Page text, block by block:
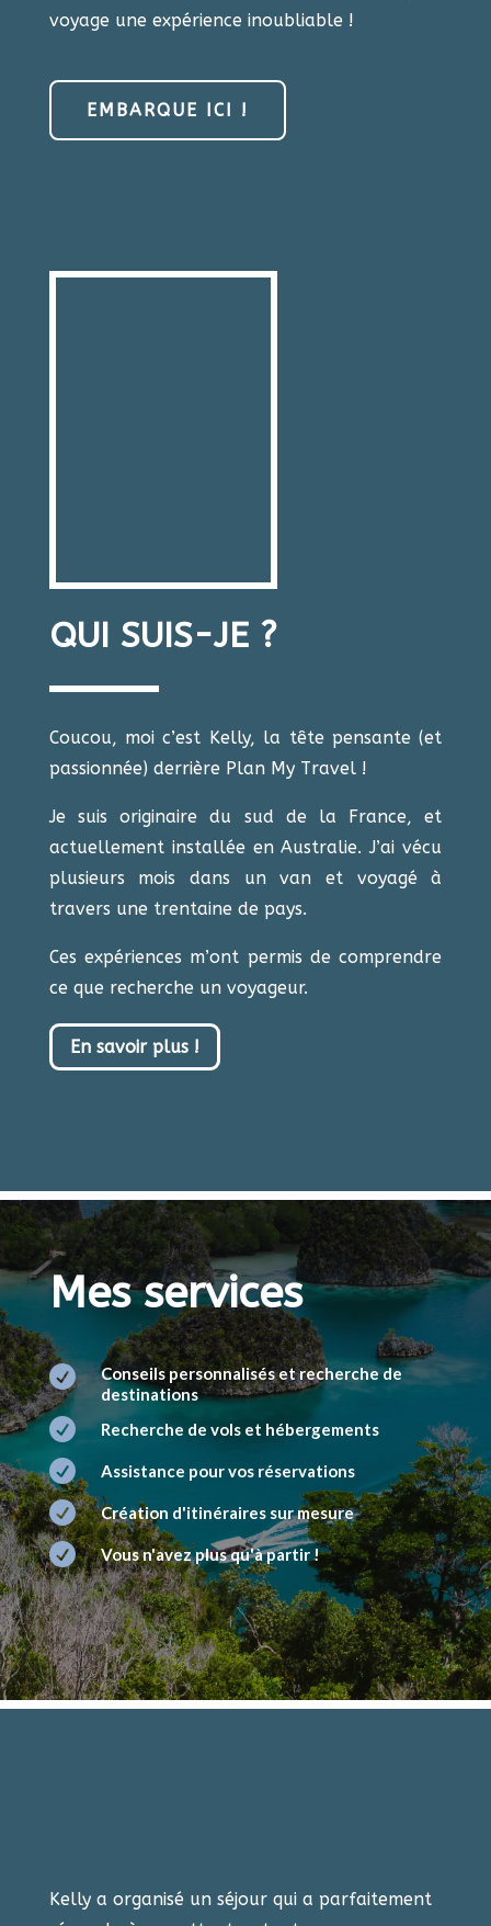
voyage une expérience inoubliable !
EMBARQUE ICI !
QUI SUIS-JE ?
Coucou, moi c’est Kelly, la tête pensante(et
passionnée) derrière Plan My Travel !
Je suis originaire du sud de la France, et
actuellement installée en Australie. J’ai vécu
plusieurs mois dans un van et voyagé à
travers une trentaine de pays.
Ces expériences m’ont permis de comprendre
ce que recherche un voyageur.
En savoir plus !
Mes services

Conseils personnalisés et recherche de
destinations
 Recherche de vols et hébergements
 Assistance pour vos réservations
 Création d'itinéraires sur mesure
 Vous n'avez plus qu'à partir !
Kelly a organisé un séjour qui a parfaitement